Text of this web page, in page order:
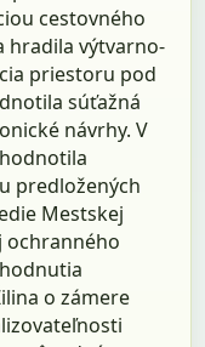
cestovného
hradila výtvarno-
priestoru pod
súťažná
návrhy. V
predložených
Mestskej
ochranného
o zámere